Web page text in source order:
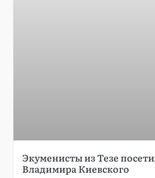
Экуменисты из Тезе
Владимира Киевского